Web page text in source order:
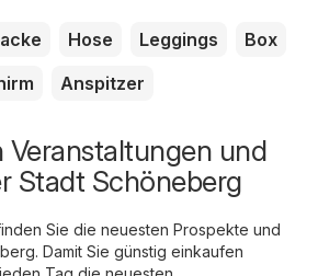
Hose Leggings
Box
Anspitzer
Veranstaltungen und
Stadt Schöneberg
Sie die neuesten Prospekte und
Damit Sie günstig einkaufen